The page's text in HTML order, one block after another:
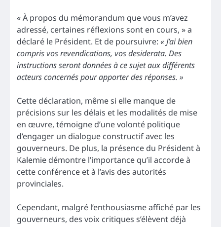
« À propos du mémorandum que vous m’avez
adressé, certaines réflexions sont en cours, » a
déclaré le Président. Et de poursuivre: « J’ai bien
compris vos revendications, vos desiderata. Des
instructions seront données à ce sujet aux différents
acteurs concernés pour apporter des réponses. »
Cette déclaration, même si elle manque de
précisions sur les délais et les modalités de mise
en œuvre, témoigne d’une volonté politique
d’engager un dialogue constructif avec les
gouverneurs. De plus, la présence du Président à
Kalemie démontre l’importance qu’il accorde à
cette conférence et à l’avis des autorités
provinciales.
Cependant, malgré l’enthousiasme affiché par les
gouverneurs, des voix critiques s’élèvent déjà